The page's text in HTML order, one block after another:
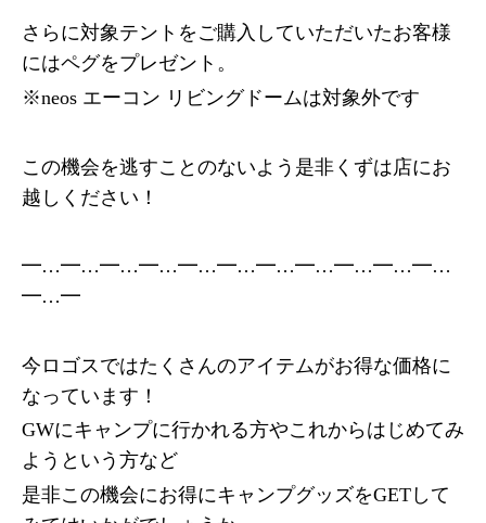
さらに対象テントをご購入していただいたお客様
にはペグをプレゼント。
※neos エーコン リビングドームは対象外です
この機会を逃すことのないよう是非くずは店にお
越しください！
━…━…━…━…━…━…━…━…━…━…━…
━…━
今ロゴスではたくさんのアイテムがお得な価格に
なっています！
GWにキャンプに行かれる方やこれからはじめてみ
ようという方など
是非この機会にお得にキャンプグッズをGETして